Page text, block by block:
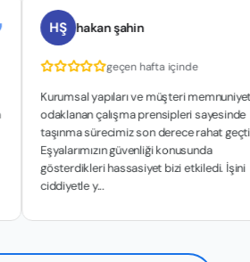
hakan şahin
geçen hafta içinde
Kurumsal yapıları ve müşteri memnuniyetine
çalışma prensipleri sayesinde
taşınma sürecimiz son derece rahat geçti.
Eşyalarımızın güvenliği konusunda
gösterdikleri hassasiyet bizi etkiledi. İşini
ciddiyetle y...